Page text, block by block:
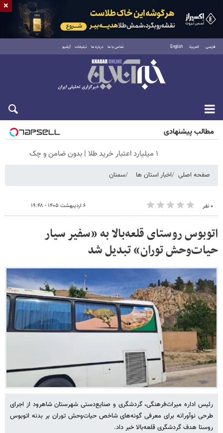
فارسی العربية English تماس با ما درباره ما تبلیغات آرشیو
جمعه ۱۶ مرداد ۱۴۰۵
مطالب پیشنهادی
۱ میلیارد اعتبار خرید طلا | بدون ضامن و چک
صفحه اصلی اخبار استان ها سمنان
۰ نفر ۶ اردیبهشت ۱۴۰۵ - ۱۹:۴۸
اتوبوس روستای قلعه‌بالا به «سفیر سیار
حیات‌وحش توران» تبدیل شد
رئیس اداره میراث‌فرهنگی، گردشگری و صنایع‌دستی شهرستان شاهرود از اجرای
طرحی نوآورانه برای معرفی گونه‌های شاخص حیات‌وحش توران بر بدنه اتوبوس
روستا هدف گردشگری قلعه‌بالا خبر داد.
×